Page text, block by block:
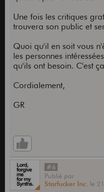
Une fois les critiques
trouvera son public et
Quoi qu'il en soit vous
les personnes
qu'ils ont besoin. C'est
Cordialement,
GR
#6
Publié par
Starfucker Inc. le